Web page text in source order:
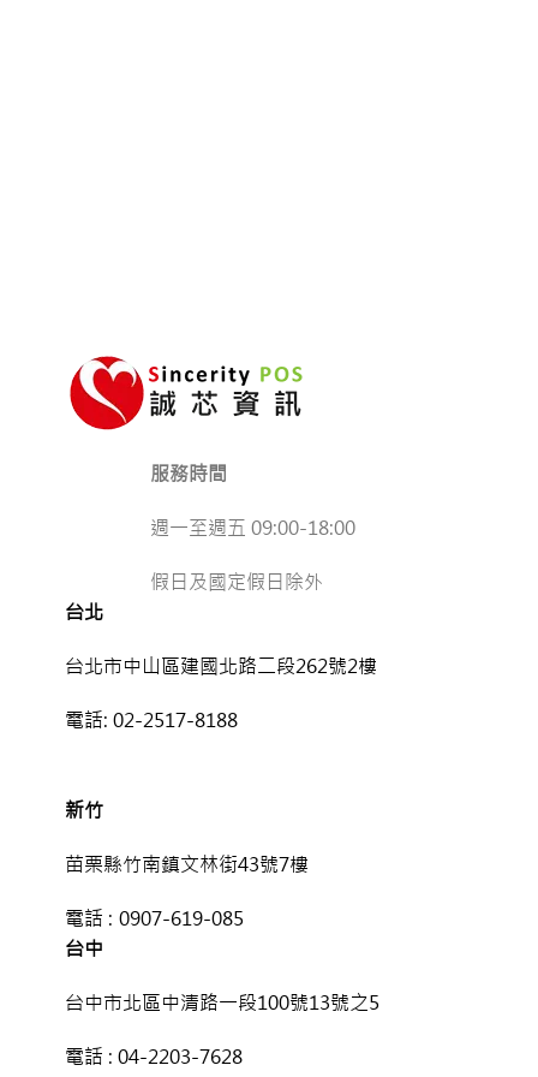
服務時間
週一至週五 09:00-18:00
假日及國定假日除外
台北
台北市中山區建國北路二段262號2樓
電話:02-2517-8188
新竹
苗栗縣竹南鎮文林街43號7樓
電話 :0907-619-085
台中
台中市北區中清路一段100號13號之5
電話 :04-2203-7628